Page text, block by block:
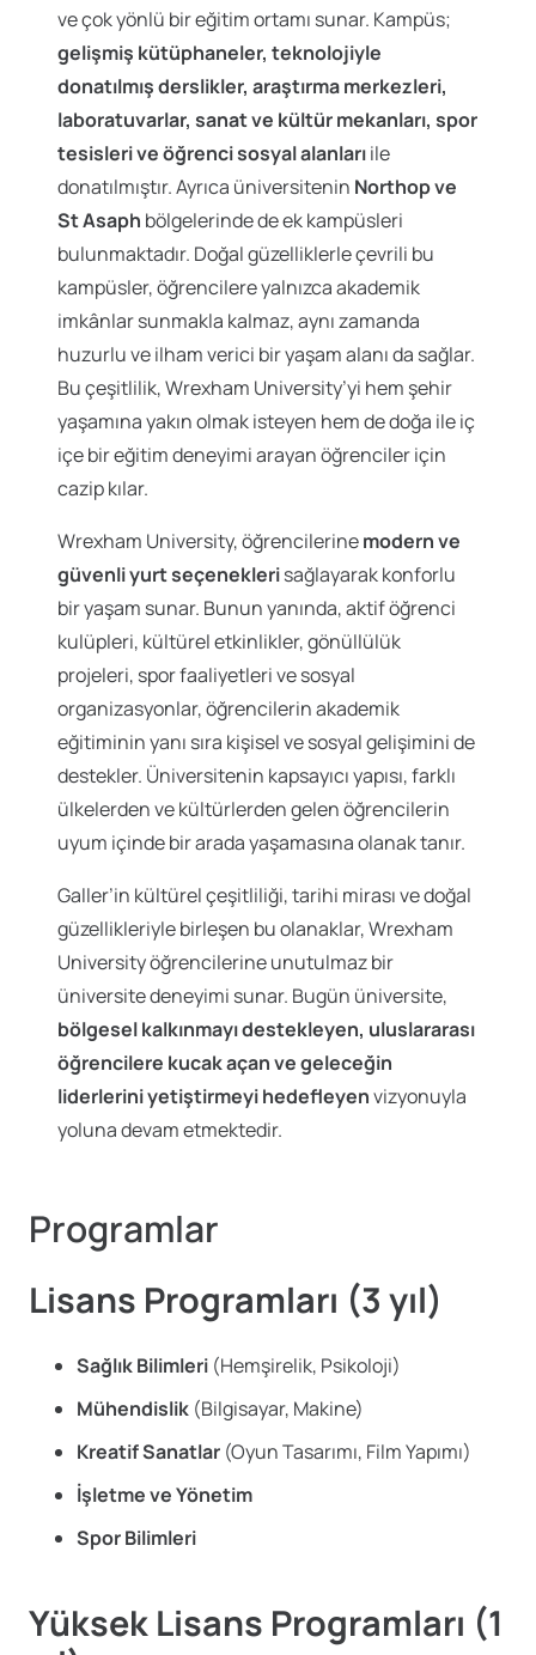
ve çok yönlü bir eğitim ortamı sunar. Kampüs;
gelişmiş kütüphaneler, teknolojiyle
donatılmış derslikler, araştırma merkezleri,
laboratuvarlar, sanat ve kültür mekanları, spor
tesisleri ve öğrenci sosyal alanlarıile
donatılmıştır. Ayrıca üniversitenin Northop ve
St Asaph bölgelerinde de ek kampüsleri
bulunmaktadır. Doğal güzelliklerle çevrili bu
kampüsler, öğrencilere yalnızca akademik
imkânlar sunmakla kalmaz, aynı zamanda
huzurlu ve ilham verici bir yaşam alanı da sağlar.
Bu çeşitlilik, Wrexham University’yi hem şehir
yaşamına yakın olmak isteyen hem de doğa ile iç
içe bir eğitim deneyimi arayan öğrenciler için
cazip kılar.
Wrexham University, öğrencilerinemodern ve
güvenli yurt seçeneklerisağlayarak konforlu
bir yaşam sunar. Bunun yanında, aktif öğrenci
kulüpleri, kültürel etkinlikler, gönüllülük
projeleri, spor faaliyetleri ve sosyal
organizasyonlar, öğrencilerin akademik
eğitiminin yanı sıra kişisel ve sosyal gelişimini de
destekler. Üniversitenin kapsayıcı yapısı, farklı
ülkelerden ve kültürlerden gelen öğrencilerin
uyum içinde bir arada yaşamasına olanak tanır.
Galler’in kültürel çeşitliliği, tarihi mirası ve doğal
güzellikleriyle birleşen bu olanaklar, Wrexham
University öğrencilerine unutulmaz bir
üniversite deneyimi sunar. Bugün üniversite,
bölgesel kalkınmayı destekleyen, uluslararası
öğrencilere kucak açan ve geleceğin
liderlerini yetiştirmeyi hedefleyenvizyonuyla
yoluna devam etmektedir.
Programlar
Lisans Programları (3 yıl)
Sağlık Bilimleri (Hemşirelik, Psikoloji)
Mühendislik (Bilgisayar, Makine)
Kreatif Sanatlar (Oyun Tasarımı, Film Yapımı)
İşletme ve Yönetim
Spor Bilimleri
Yüksek Lisans Programları (1